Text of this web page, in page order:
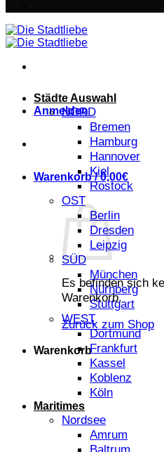
Anmelden
Warenkorb /0,00€
Es befinden sich
Warenkorb.
Zurück zum Shop
Warenkorb
Städte Auswahl
NORD
Bremen
Hamburg
Hannover
Kiel
Rostock
OST
Berlin
Dresden
Leipzig
SÜD
München
Nürnberg
Stuttgart
WEST
Dortmund
Frankfurt
Kassel
Koblenz
Köln
Maritimes
Nordsee
Amrum
Baltrum